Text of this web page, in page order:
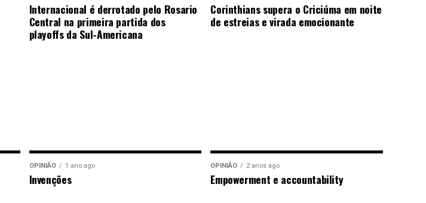
Internacional é derrotado pelo Rosario
Central na primeira partida dos
playoffs da Sul-Americana
Corinthians supera o Criciúma em noite
de estreias e virada emocionante
OPINIÃO 1 ano ago
Invenções
OPINIÃO 2 anos ago
Empowerment e accountability